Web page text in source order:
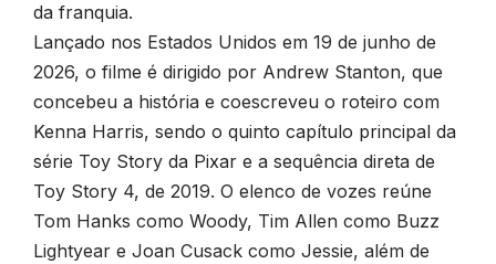
da franquia.
Lançado nos Estados Unidos em 19 de junho de
2026, o filme é dirigido por Andrew Stanton, que
concebeu a história e coescreveu o roteiro com
Kenna Harris, sendo o quinto capítulo principal da
série Toy Story da Pixar e a sequência direta de
Toy Story 4, de 2019. O elenco de vozes reúne
Tom Hanks como Woody, Tim Allen como Buzz
Lightyear e Joan Cusack como Jessie, além de